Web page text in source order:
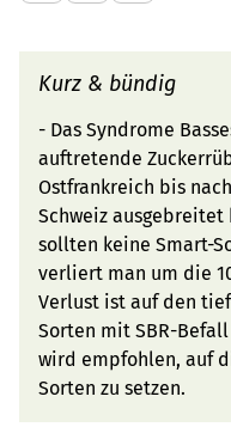
Kurz & bündig
- Das Syndrome
auftretende
Ostfrankreich bis
Schweiz ausgebreitet
sollten keine Smart-
verliert man um die
Verlust ist auf den
Sorten mit SBR-
wird empfohlen, auf
Sorten zu setzen.